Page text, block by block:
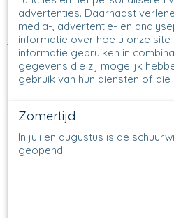
advertenties. Daarnaast
media-, advertentie- en
informatie over hoe u onze site
informatie gebruiken in
gegevens die zij mogelijk
gebruik van hun diensten of
Zomertijd
In juli en augustus is de
geopend.
Home>Schalen>Ronde Schalen
Cerealbowl>D30 - Cerealbowl>
Lady